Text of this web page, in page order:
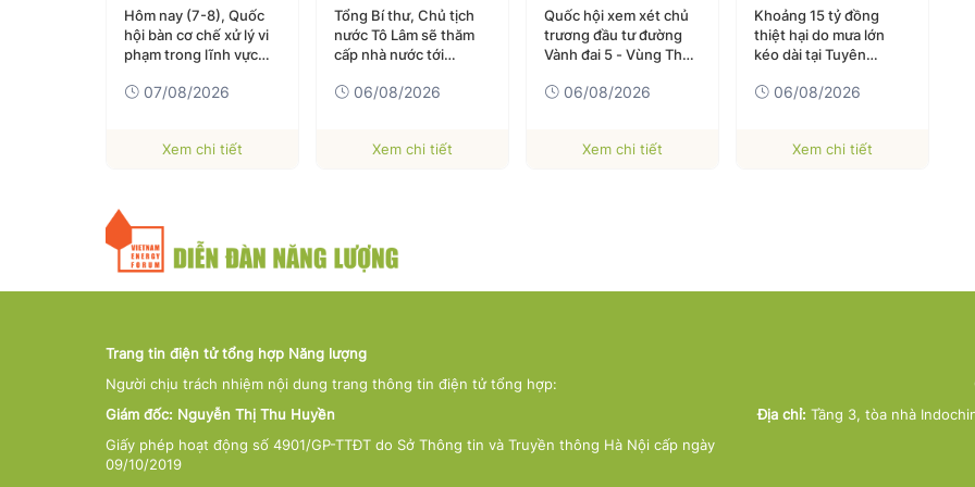
Hôm nay (7-8), Quốc
hội bàn cơ chế xử lý vi
phạm trong lĩnh vực
07/08/2026
Xem chi tiết
Tổng Bí thư, Chủ tịch
nước Tô Lâm sẽ thăm
cấp nhà nước tới
Zealand
06/08/2026
Xem chi tiết
Quốc hội xem xét chủ
trương đầu tư đường
Vành đai 5 - Vùng Thủ
06/08/2026
Xem chi tiết
Khoảng 15 tỷ đồng
thiệt hại do mưa lớn
kéo dài tại Tuyên
06/08/2026
Xem chi tiết
Trang tin điện tử tổng hợp Năng lượng
Người chịu trách nhiệm nội dung trang thông tin điện tử tổng hợp:
Giám đốc: Nguyễn Thị Thu Huyền
Giấy phép hoạt động số 4901/GP-TTĐT do Sở Thông tin và Truyền thông Hà Nội cấp ngày
09/10/2019
Địa chỉ: Tầng 3, tòa nhà